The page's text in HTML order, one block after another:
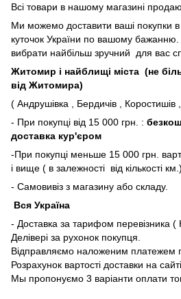
Всі товари в нашому магазині
Ми можемо доставити ваші покупки
куточок України по вашому
вибрати найбільш зручний для вас
Житомир і найблищі міста (не
від Житомира)
( Андрушівка , Бердичів , Коростишів ,
- При покупці від 15 000 грн. :
доставка кур'єром
-При покупці меньше 15 000 грн.
і вище ( в залежності від кількості км.)
- Самовивіз з магазину або складу.
Вся Україна
- Доставка за тарифом перевізника
Делівері за рухонок покупця.
Відправляємо наложеним платежем
Розрахунок вартості доставки на
Мы пропонуємо 3 варіанти оплати